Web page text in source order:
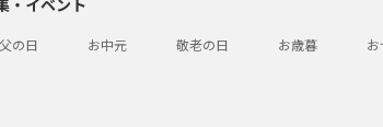
・イベント
父の日 お中元 敬老の日 お歳暮 お